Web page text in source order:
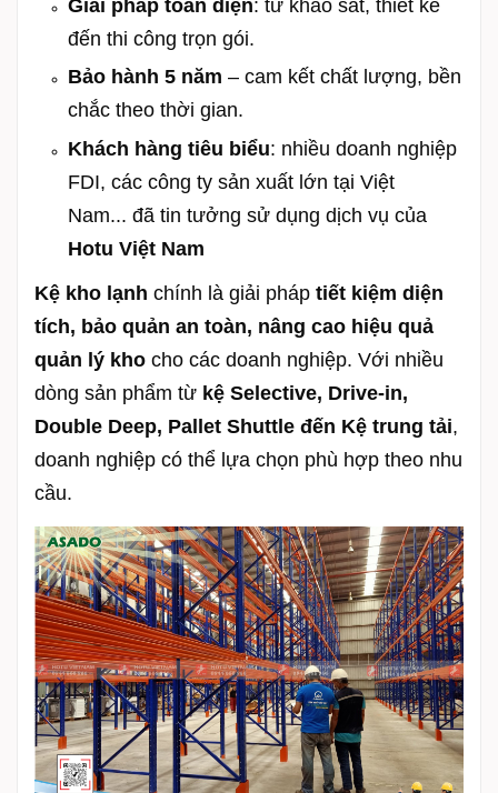
Giải pháp toàn diện: từ khảo sát, thiết kế
đến thi công trọn gói.
Bảo hành 5 năm – cam kết chất lượng, bền
chắc theo thời gian.
Khách hàng tiêu biểu: nhiều doanh nghiệp
FDI, các công ty sản xuất lớn tại Việt
Nam... đã tin tưởng sử dụng dịch vụ của
Hotu Việt Nam
Kệ kho lạnh chính là giải pháp tiết kiệm diện
tích, bảo quản an toàn, nâng cao hiệu quả
quản lý kho cho các doanh nghiệp. Với nhiều
dòng sản phẩm từ kệ Selective, Drive-in,
Double Deep, Pallet Shuttle đến Kệ trung tải,
doanh nghiệp có thể lựa chọn phù hợp theo nhu
cầu.